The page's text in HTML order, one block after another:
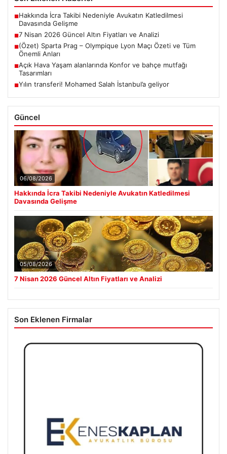
■Hakkında İcra Takibi Nedeniyle Avukatın Katledilmesi
Davasında Gelişme
■7 Nisan 2026 Güncel Altın Fiyatları ve Analizi
■(Özet) Sparta Prag – Olympique Lyon Maçı Özeti ve Tüm
Önemli Anları
■Açık Hava Yaşam alanlarında Konfor ve bahçe mutfağı
Tasarımları
■Yılın transferi! Mohamed Salah İstanbul’a geliyor
Güncel
06/08/2026
Hakkında İcra Takibi Nedeniyle Avukatın Katledilmesi
Davasında Gelişme
05/08/2026
7 Nisan 2026 Güncel Altın Fiyatları ve Analizi
Son Eklenen Firmalar